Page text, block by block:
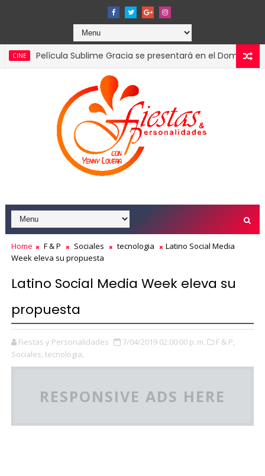
Sublime Gracia se presentará en el Dominican Film
Home F & P Sociales tecnologia
Latino Social Media
Week eleva su propuesta
Latino Social Media Week eleva su
propuesta
Fiestas y Personalidades 7/04/2019 02:00:00 p. m.
F & P,
Sociales, tecnologia,
RESPONSIVE ADS HERE